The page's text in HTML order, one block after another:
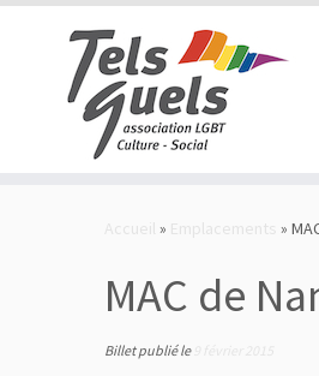
» »
MAC de
Billet publié le